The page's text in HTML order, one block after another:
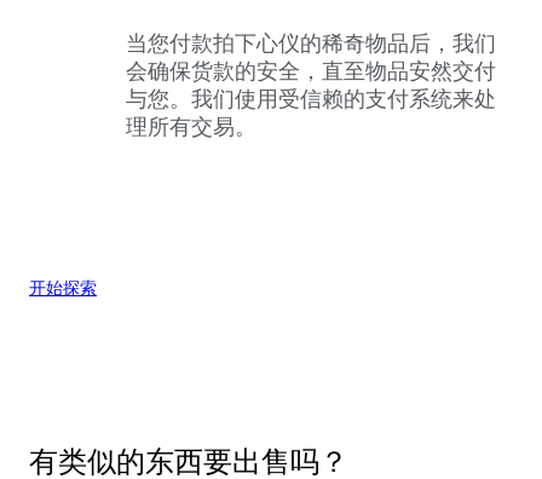
当您付款拍下心仪的稀奇物品后，我们
会确保货款的安全，直至物品安然交付
与您。我们使用受信赖的支付系统来处
理所有交易。
开始探索
有类似的东西要出售吗？